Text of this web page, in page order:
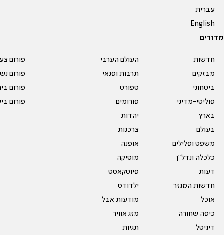
עברית
English
מדורים
חדשות
מבזקים
ביטחוני
פוליטי-מדיני
בארץ
בעולם
משפט ופלילים
כלכלה ונדל"ן
דעות
חדשות המגזר
אוכל
כיפה שחורה
דיגיטל
העולם הערבי
תרבות ופנאי
ספורט
פורומים
יהדות
צרכנות
אופנה
מוסיקה
פיוטקאסט
ילדודס
מודעות אבל
מזג אוויר
תגיות
פורום
פורום
פורום
פורום